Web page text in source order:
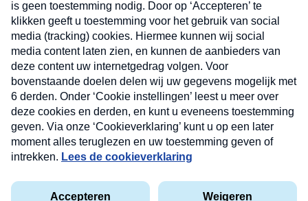
Privacyverklaring
Cookieverklaring
Nieuwsbrief
Neem hier een gratis abonnement op onze
nieuwsbrief. Elke vrijdag- en dinsdagochtend in uw